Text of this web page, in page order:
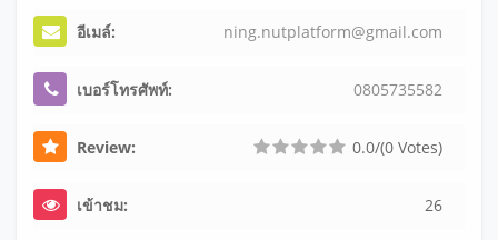
อีเมล์: ning.nutplatform@gmail.com
เบอร์โทรศัพท์: 0805735582
Review: 0.0/(0 Votes)
เข้าชม: 26